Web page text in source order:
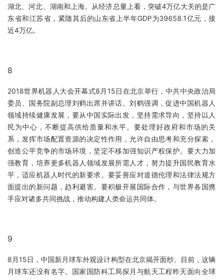
湖北、河北、湖南和上海。从经济总量上看，突破4万亿大关的是广
东省和江苏省，紧随其后的山东省上半年GDP为39658.1亿元，接
近4万亿。
8
2018世界机器人大会开幕式8月15日在北京举行，中共中央政治局
委员、国务院副总理刘鹤出席并讲话。刘鹤强调，促进中国机器人
领域持续健康发展，要从中国实际出发，坚持需求导向，坚持以人
民为中心，不断提高供给质量和水平。要处理好政府和市场的关
系，发挥市场配置资源的决定性作用，允许自由思考和充分探索，
创造公平竞争的市场环境，坚定不移加强知识产权保护。要大力加
强教育，培养更多机器人领域发展所需人才，努力提升国民教育水
平，适应机器人时代的新要求。要妥善应对道德伦理和法律法规方
面提出的新问题，趋利避害。要积极开展国际合作，与世界各国携
手应对诸多共同挑战，推动构建人类命运共同体。
9
8月15日，中国新月球车外观设计构型在北京揭开面纱。目前，这辆
月球车还没有名字。国家国防科工局探月与航天工程昨天面向全球